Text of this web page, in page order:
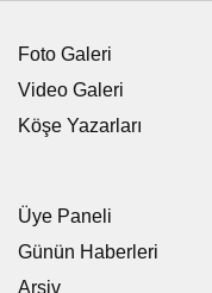
Foto Galeri
Video Galeri
Köşe Yazarları
Üye Paneli
Günün Haberleri
Arşiv